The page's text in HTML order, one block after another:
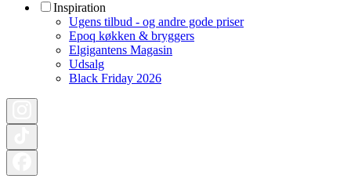
Inspiration
Ugens tilbud - og andre gode priser
Epoq køkken & bryggers
Elgigantens Magasin
Udsalg
Black Friday 2026